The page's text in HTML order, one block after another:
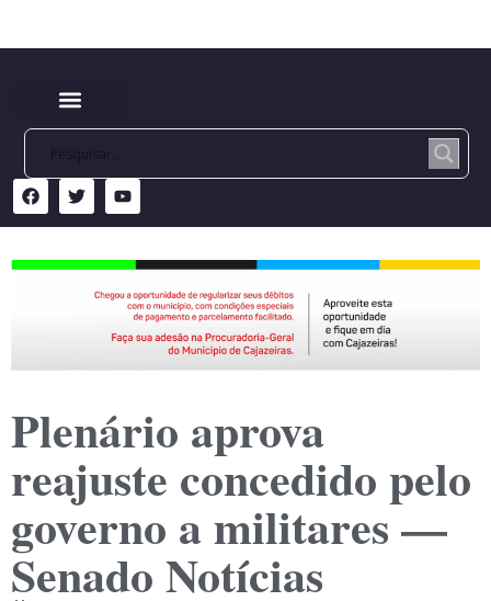
Plenário aprova
reajuste concedido pelo
governo a militares —
Senado Notícias